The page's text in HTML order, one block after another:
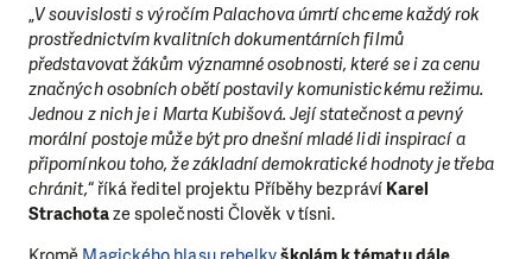
„V souvislosti s výročím Palachova úmrtí chceme každý rok
prostřednictvím kvalitních dokumentárních filmů
představovat žákům významné osobnosti, které se i za cenu
značných osobních obětí postavily komunistickému režimu.
Jednou z nich je i Marta Kubišová. Její statečnost a pevný
morální postoje může být pro dnešní mladé lidi inspirací a
připomínkou toho, že základní demokratické hodnoty je třeba
chránit,“ říká ředitel projektu Příběhy bezprávíKarel
Strachotaze společnosti Člověk v tísni.